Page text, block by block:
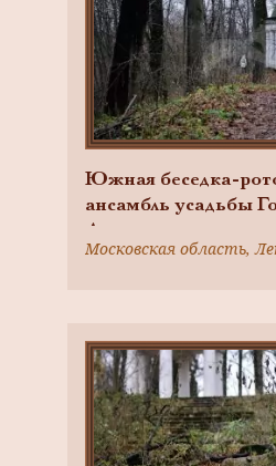
Южная беседка-
ансамбль усадьбы
Ленинские